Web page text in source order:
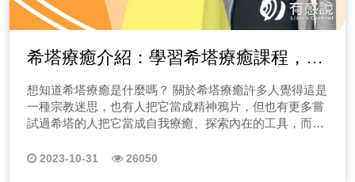
作，從捷運、公車上，都可以看到每個人都用大拇指、食
指打字，長時間壓迫造成手部不舒服，造成扳機指或腕隧
道症候群出現、該怎麼辦？快點選收聽節目！ 十三、
EP13 不自覺漏尿跟骨盆底肌有關嗎？另外，凱格爾運動
請到女性專家陳怡同物理治療師，來替各位女性聽眾們解
迷！？快點選收聽節目！ 十四、EP14旅行搭車常用的
U形頸枕，用不對小心落枕帶來的傷害！ 關於U型枕的問
讓物理治療師「阿澤和老鄭」來替各位聽眾們守關，教大
らっしゃい！一起來當櫻花妹 2023科系大串聯，本集由
日本海歸女子來介紹日本大學學制分法，如何自己申請日
快來聽聽田中跟小萱留日的有趣故事吧！ 除了學習以外
的悲慘的故事。希望我們特別的經驗，可以給還在迷惘不
知道升學路該怎麼選的學生們，一點小幫助。請相信不論
哪條路，總有一個美好的未來等著你。 EP9試車有多重
都要先試過，那是不是交往前也該試試合不合...兩個人在
收看蔡醫師的精彩解說吧！ 【#1關節卡&跑者膝看哪
科？】 【#2退化性關節炎怎麼辦？】 【#3天氣痛看哪
健】 【#6女性骨質疏鬆狀況】 【#7駝背整脊有用嗎？】
皮拉提斯是什麼？】 【#11皮拉提斯是什麼？】 【#12產
後可以做皮拉提斯？】 陳小姐平常有在慢跑，但跑完後
常覺得膝蓋外側卡卡的，而且隱隱作痛，看了不少醫生都
狀況又會發作，陳小姐是不是看錯醫生，到底該看骨科、
量是經過實驗確認的。不過，要申請效力的話，可能需要
一筆較大的費用，這樣的成本最終可能會轉嫁給消費者，
認需求與目標 而營養師建議在選擇保健食品時，首先要確
需求，所以要根據自己的健康狀況來挑選。其次要仔細閱
讀產品的標簽和說明，了解產品成分和功效，並查看是否
有相關的認證標誌，常見的保健食品認證標誌有「健康食
請的，表示產品符合相關法規和品質標準。而專利商標則
希塔療癒介紹：學習希塔療癒課程，幫
你找到擺脫困境的療癒方針！
想知道希塔療癒是什麼嗎？ 關於希塔療癒許多人覺得這是
一種宗教迷思，也有人把它當成精神鴉片，但也有更多嘗
試過希塔的人把它當成自我療癒、探索內在的工具，而這
步的完善自我！ 1.想學習希塔療癒找不到門路嗎？ 希塔透
2023-10-31 26050